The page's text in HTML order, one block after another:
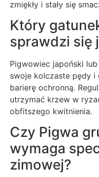
zmiękły i stały się
Który
sprawdzi się
Pigwowiec japoński
swoje kolczaste pędy i
barierę ochronną.
utrzymać krzew w
obfitszego kwitnienia.
Czy Pigwa
wymaga
zimowej?